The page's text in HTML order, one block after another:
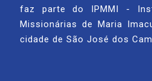
faz parte do IPMMI -
Missionárias de Maria
cidade de São José dos